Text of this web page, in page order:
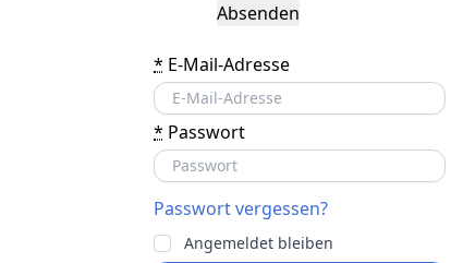
Absenden
* E-Mail-Adresse
* Passwort
Passwort vergessen?
Angemeldet bleiben